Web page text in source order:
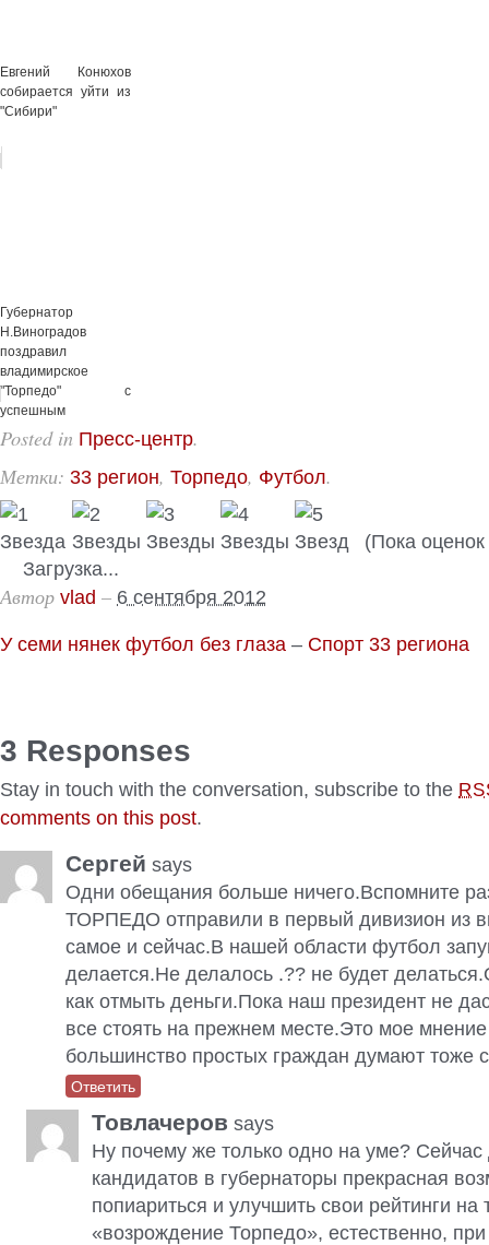
Евгений Конюхов
собирается уйти из
"Сибири"
Губернатор
Н.Виноградов
поздравил
владимирское
"Торпедо" с
успешным
окончанием первого
сезона в Футб...
Posted in Пресс-центр.
Метки: 33 регион, Торпедо, Футбол.
(Пока оценок
Загрузка...
Автор vlad – 6 сентября 2012
У семи нянек футбол без глаза – Спорт 33 региона
3 Responses
Stay in touch with the conversation, subscribe to the
comments on this post.
Сергей says
Одни обещания больше ничего.Вспомните
ТОРПЕДО отправили в первый дивизион из
самое и сейчас.В нашей области футбол
делается.Не делалось .?? не будет
как отмыть деньги.Пока наш президент не
все стоять на прежнем месте.Это мое
большинство простых граждан думают тоже
Ответить
Товлачеров says
Ну почему же только одно на уме? Сейчас
кандидатов в губернаторы прекрасная
попиариться и улучшить свои рейтинги
«возрождение Торпедо», естественно, при